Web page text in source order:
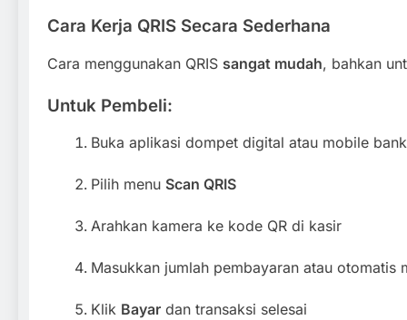
Cara Kerja QRIS Secara Sederhana
Cara menggunakan QRIS sangat mudah, bahkan
Untuk Pembeli:
Buka aplikasi dompet digital atau mobile
Pilih menu Scan QRIS
Arahkan kamera ke kode QR di kasir
Masukkan jumlah pembayaran atau otomatis
Klik Bayar dan transaksi selesai